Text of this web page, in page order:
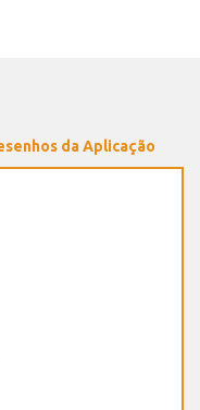
da Aplicação